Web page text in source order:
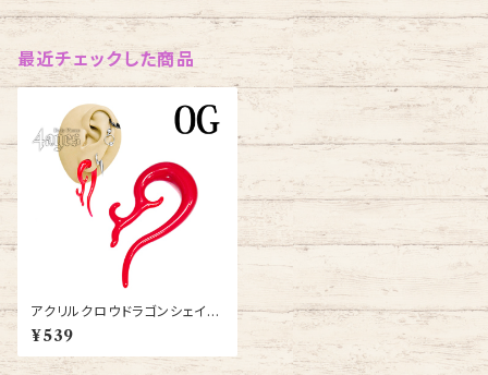
最近チェックした商品
アクリルクロウドラゴンシェイプ
0G(UCL3-0G-RD)
¥539